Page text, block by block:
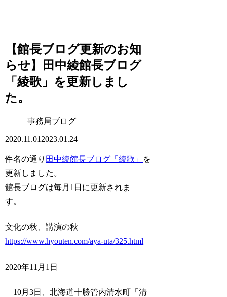
【館長ブログ更新のお知
らせ】田中綾館長ブログ
「綾歌」を更新しまし
た。
事務局ブログ
2020.11.01 2023.01.24
件名の通り 田中綾館長ブログ「綾歌」
を
更新しました。
館長ブログは毎月1日に更新されま
す。
文化の秋、講演の秋
https://www.hyouten.com/aya-uta/325.html
2020年11月1日
10月3日、北海道十勝管内清水町「清